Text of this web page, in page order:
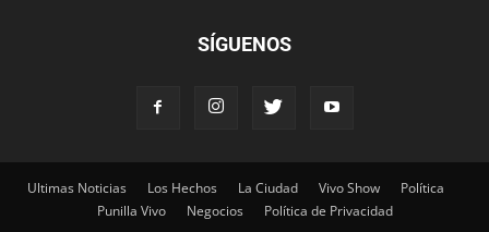
SÍGUENOS
Ultimas Noticias Los Hechos La Ciudad Vivo Show
Política
Punilla Vivo
Negocios Política de Privacidad